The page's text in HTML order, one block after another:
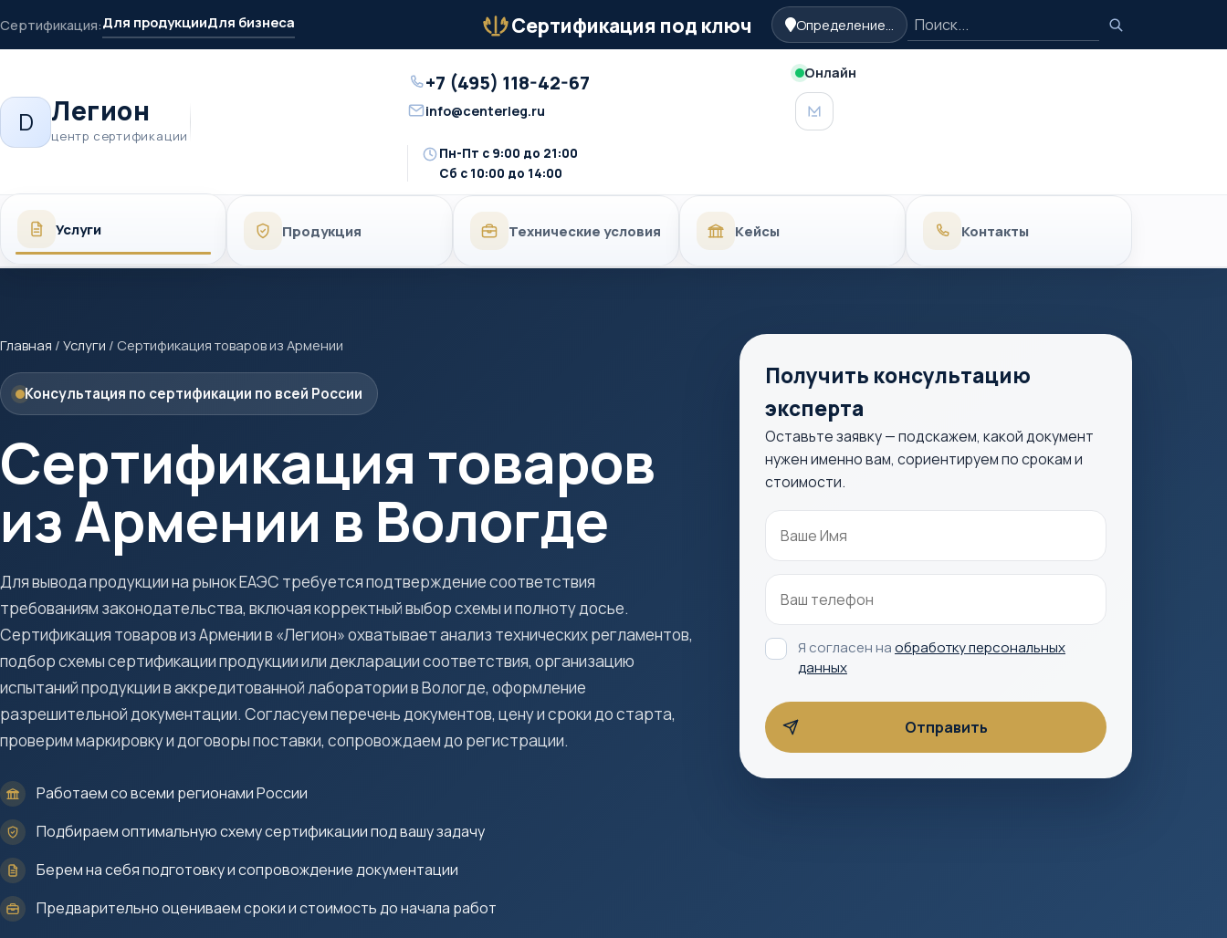
Сертификация:Для продукцииДля бизнеса
Бейдж
Сертификация под ключ Определение... Поиск
Поиск
D Легион
центр сертификации
Телефон
+7 (495) 118-42-67
Email
info@centerleg.ru
Онлайн
MAX
Время
работы
Пн-Пт с 9:00 до 21:00
Сб с 10:00 до 14:00
Услуги Продукция Технические условия Кейсы Контакты
Главная / Услуги / Сертификация товаров из Армении
Консультация по сертификации по всей России
Сертификация товаров
из Армении в Вологде
Для вывода продукции на рынок ЕАЭС требуется подтверждение соответствия
требованиям законодательства, включая корректный выбор схемы и полноту досье.
Сертификация товаров из Армении в «Легион» охватывает анализ технических регламентов,
подбор схемы сертификации продукции или декларации соответствия, организацию
испытаний продукции в аккредитованной лаборатории в Вологде, оформление
разрешительной документации. Согласуем перечень документов, цену и сроки до старта,
проверим маркировку и договоры поставки, сопровождаем до регистрации.
Работаем со всеми регионами России
Подбираем оптимальную схему сертификации под вашу задачу
Берем на себя подготовку и сопровождение документации
Предварительно оцениваем сроки и стоимость до начала работ
Получить консультацию
эксперта
Оставьте заявку — подскажем, какой документ
нужен именно вам, сориентируем по срокам и
стоимости.
Я согласен наобработку персональных
данных